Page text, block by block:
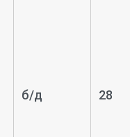
б/д 28